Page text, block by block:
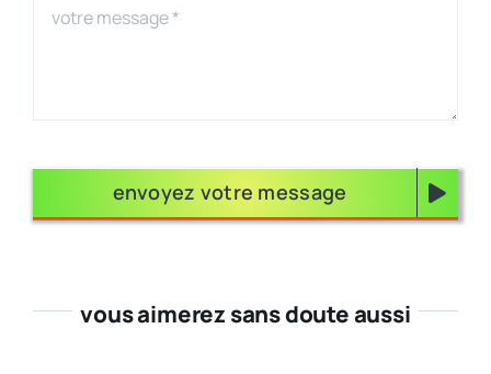
envoyez votre message
vous aimerez sans doute aussi